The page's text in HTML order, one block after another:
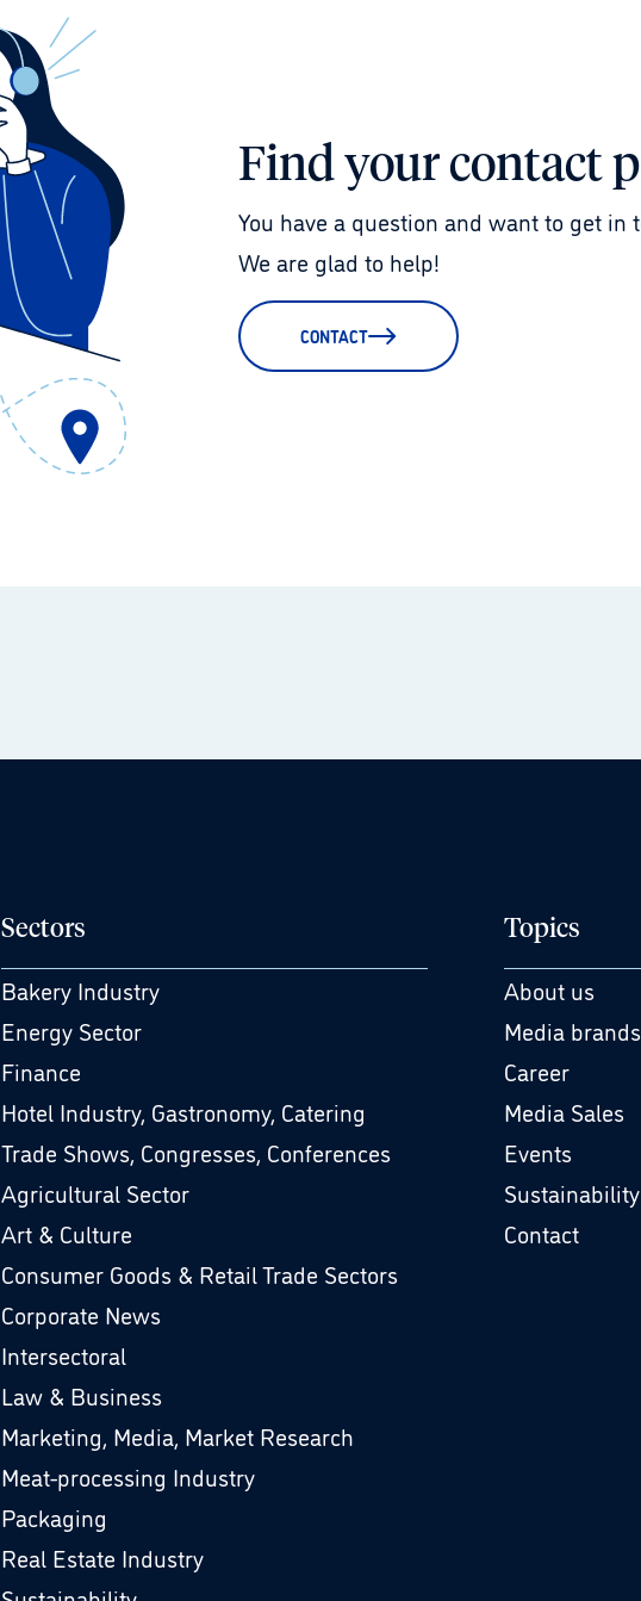
Find your contact
You have a question and want to get in
We are glad to help!
CONTACT
Sectors
Bakery Industry
Energy Sector
Finance
Hotel Industry, Gastronomy, Catering
Trade Shows, Congresses, Conferences
Agricultural Sector
Art & Culture
Consumer Goods & Retail Trade Sectors
Corporate News
Intersectoral
Law & Business
Marketing, Media, Market Research
Meat-processing Industry
Packaging
Real Estate Industry
Topics
About us
Media brands
Career
Media Sales
Events
Sustainability
Contact